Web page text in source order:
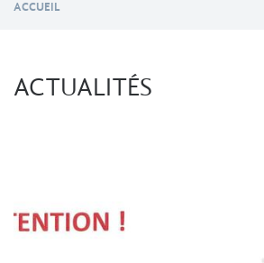
ACCUEIL
ACTUALITÉS